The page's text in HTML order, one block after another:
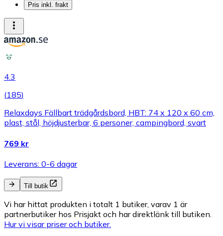
Pris inkl. frakt
4.3
(185)
Relaxdays Fällbart trädgårdsbord, HBT: 74 x 120 x 60 cm,
plast, stål, höjdjusterbar, 6 personer, campingbord, svart
769 kr
Leverans: 0-6 dagar
Till butik
Vi har hittat produkten i totalt 1 butiker, varav 1 är
partnerbutiker hos Prisjakt och har direktlänk till butiken.
Hur vi visar priser och butiker.